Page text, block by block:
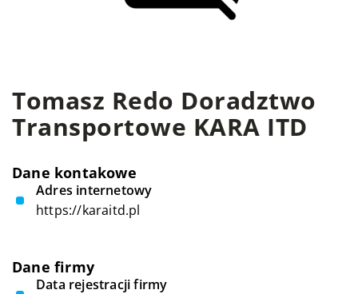
Tomasz Redo Doradztwo
Transportowe KARA ITD
Dane kontakowe
Adres internetowy
https://karaitd.pl
Dane firmy
Data rejestracji firmy